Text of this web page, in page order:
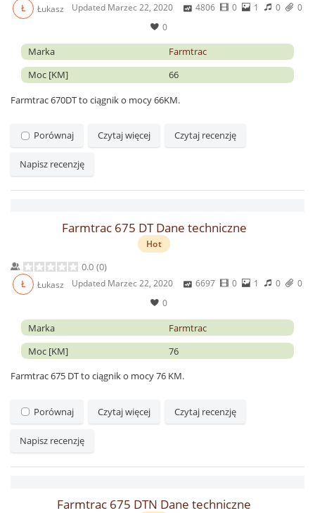
Ł Łukasz Updated Marzec 22, 2020 4806 0 1 0
0
0
Marka
Farmtrac
Moc [KM]
66
Farmtrac 670DT to ciągnik o mocy 66KM.
Porównaj Czytaj więcej Czytaj recenzję
Napisz recenzję
Farmtrac 675 DT Dane techniczne
Hot
0.0 (0)
Ł Łukasz Updated Marzec 22, 2020 6697 0 1 0
0
0
Marka
Farmtrac
Moc [KM]
76
Farmtrac 675 DT to ciągnik o mocy 76 KM.
Porównaj Czytaj więcej Czytaj recenzję
Napisz recenzję
Farmtrac 675 DTN Dane techniczne